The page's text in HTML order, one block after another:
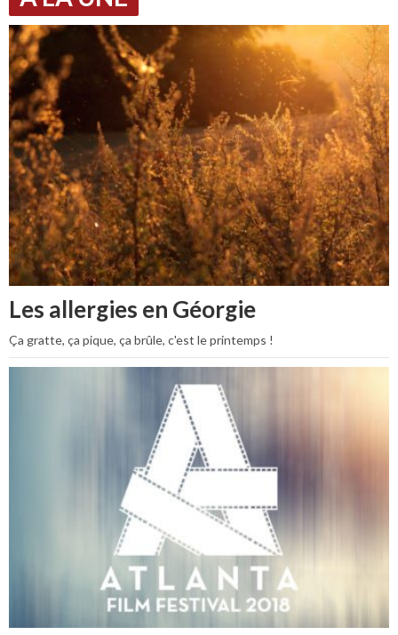
Les allergies en Géorgie
Ça gratte, ça pique, ça brûle, c'est le printemps !